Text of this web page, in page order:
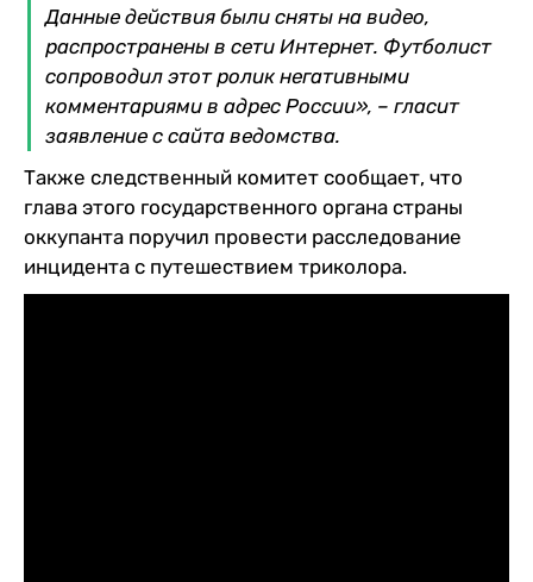
Данные действия были сняты на видео,
распространены в сети Интернет. Футболист
сопроводил этот ролик негативными
комментариями в адрес России», – гласит
заявление с сайта ведомства.
Также следственный комитет сообщает, что
глава этого государственного органа страны
оккупанта поручил провести расследование
инцидента с путешествием триколора.